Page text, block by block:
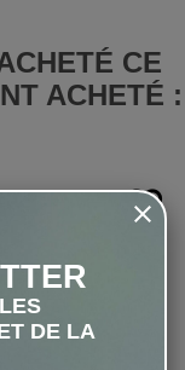
CE
ACHETÉ :
favorite_border
DE LA